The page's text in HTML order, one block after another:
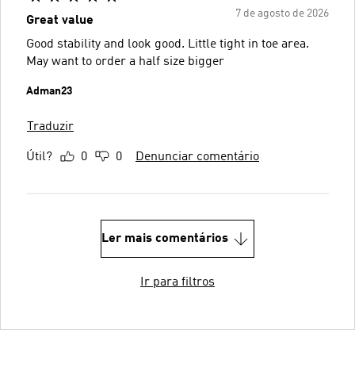
7 de agosto de 2026
Great value
Good stability and look good. Little tight in toe area.
May want to order a half size bigger
Adman23
Traduzir
Útil? 0 0 Denunciar comentário
Ler mais comentários
Ir para filtros